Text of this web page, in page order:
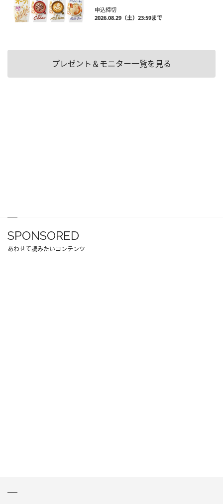
申込締切
2026.08.29（土）23:59まで
プレゼント＆モニター一覧を見る
SPONSORED
あわせて読みたいコンテンツ